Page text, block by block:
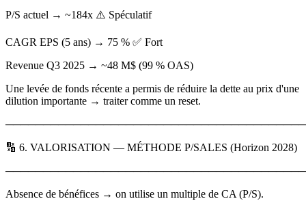
P/S actuel → ~184x ⚠️ Spéculatif
CAGR EPS (5 ans) → 75 % ✅ Fort
Revenue Q3 2025 → ~48 M$ (99 % OAS)
Une levée de fonds récente a permis de réduire la dette au prix d'une
dilution importante → traiter comme un reset.
🔢 6. VALORISATION — MÉTHODE P/SALES (Horizon 2028)
Absence de bénéfices → on utilise un multiple de CA (P/S).